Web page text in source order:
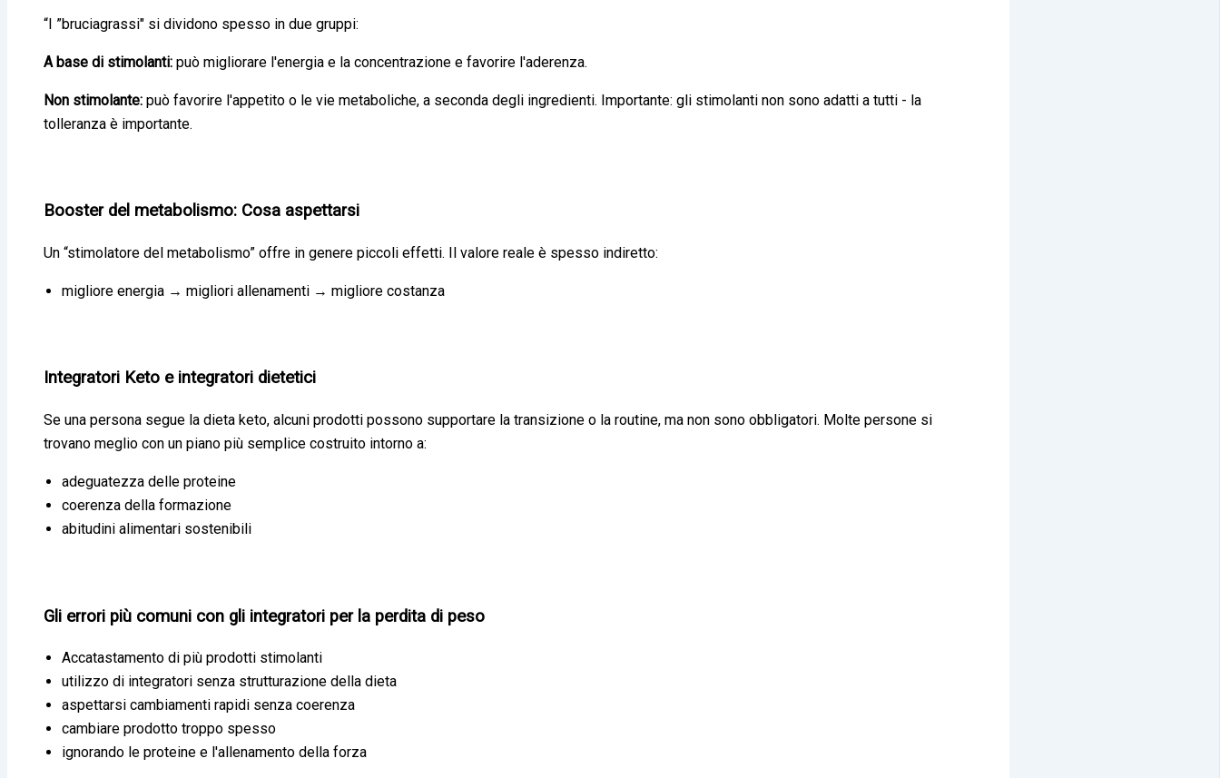
“I ”bruciagrassi" si dividono spesso in due gruppi:
A base di stimolanti: può migliorare l'energia e la concentrazione e favorire l'aderenza.
Non stimolante: può favorire l'appetito o le vie metaboliche, a seconda degli ingredienti. Importante: gli stimolanti non sono adatti a tutti - la
tolleranza è importante.
Booster del metabolismo: Cosa aspettarsi
Un “stimolatore del metabolismo” offre in genere piccoli effetti. Il valore reale è spesso indiretto:
migliore energia → migliori allenamenti → migliore costanza
Integratori Keto e integratori dietetici
Se una persona segue la dieta keto, alcuni prodotti possono supportare la transizione o la routine, ma non sono obbligatori. Molte persone si
trovano meglio con un piano più semplice costruito intorno a:
adeguatezza delle proteine
coerenza della formazione
abitudini alimentari sostenibili
Gli errori più comuni con gli integratori per la perdita di peso
Accatastamento di più prodotti stimolanti
utilizzo di integratori senza strutturazione della dieta
aspettarsi cambiamenti rapidi senza coerenza
cambiare prodotto troppo spesso
ignorando le proteine e l'allenamento della forza